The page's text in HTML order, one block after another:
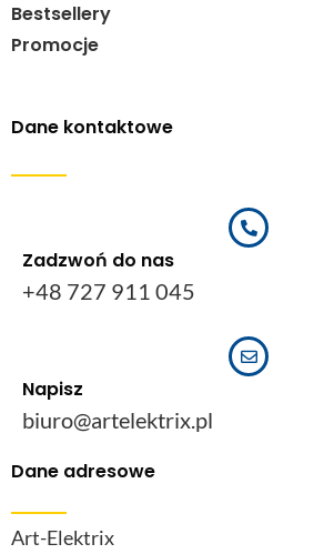
Bestsellery
Promocje
Dane kontaktowe
Zadzwoń do nas
+48 727 911 045
Napisz
biuro@artelektrix.pl
Dane adresowe
Art-Elektrix